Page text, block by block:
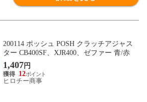
200114 ポッシュ POSH クラッチアジャス
ター CB400SF、XJR400、ゼファー 青/赤
1,407 円
12
ヒロチー商事